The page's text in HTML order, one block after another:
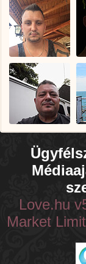
Love.hu
Market